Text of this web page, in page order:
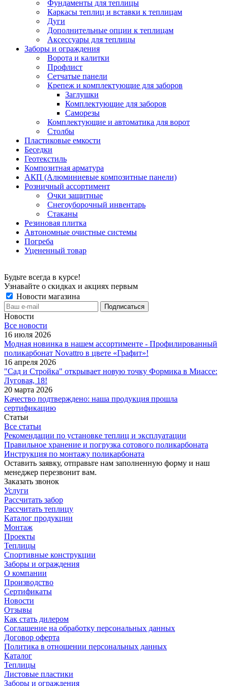
Фундаменты для теплицы
Каркасы теплиц и вставки к теплицам
Дуги
Дополнительные опции к теплицам
Аксессуары для теплицы
Заборы и ограждения
Ворота и калитки
Профлист
Сетчатые панели
Крепеж и комплектующие для заборов
Заглушки
Комплектующие для заборов
Саморезы
Комплектующие и автоматика для ворот
Столбы
Пластиковые емкости
Беседки
Геотекстиль
Композитная арматура
АКП (Алюминиевые композитные панели)
Розничный ассортимент
Очки защитные
Снегоуборочный инвентарь
Стаканы
Резиновая плитка
Автономные очистные системы
Погреба
Уцененный товар
Будьте всегда в курсе!
Узнавайте о скидках и акциях первым
Новости магазина
Новости
Все новости
16 июля 2026
Модная новинка в нашем ассортименте - Профилированный
поликарбонат Novattro в цвете «Графит»!
16 апреля 2026
"Сад и Стройка" открывает новую точку Формика в Миассе:
Луговая, 18!
20 марта 2026
Качество подтверждено: наша продукция прошла
сертификацию
Статьи
Все статьи
Рекомендации по установке теплиц и эксплуатации
Правильное хранение и погрузка сотового поликарбоната
Инструкция по монтажу поликарбоната
Оставить заявку, отправьте нам заполненную форму и наш
менеджер перезвонит вам.
Заказать звонок
Услуги
Рассчитать забор
Рассчитать теплицу
Каталог продукции
Монтаж
Проекты
Теплицы
Спортивные конструкции
Заборы и ограждения
О компании
Производство
Сертификаты
Новости
Отзывы
Как стать дилером
Соглашение на обработку персональных данных
Договор оферта
Политика в отношении персональных данных
Каталог
Теплицы
Листовые пластики
Заборы и ограждения